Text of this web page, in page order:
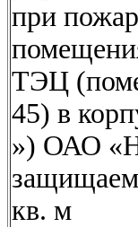
при
ТЭЦ
45) в
») ОАО
кв. м